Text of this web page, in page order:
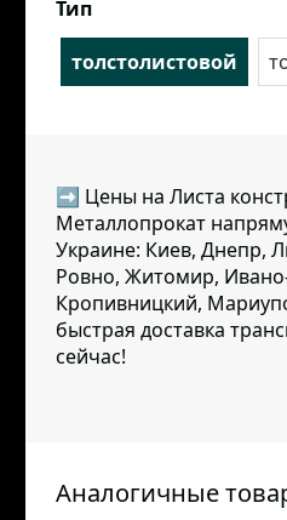
Тип
толстолистовой
➡ Цены на Листа
Металлопрокат
Украине: Киев, Днепр,
Ровно, Житомир,
Кропивницкий,
быстрая доставка
сейчас!
Аналогичные